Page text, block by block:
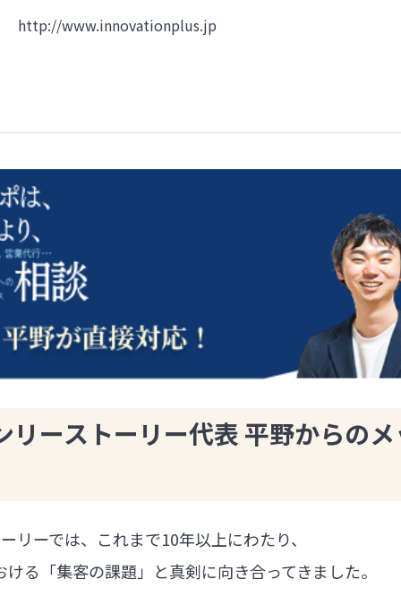
http://www.innovationplus.jp
リーストーリー代表 平野からの
リーでは、これまで10年以上にわたり、
る「集客の課題」と真剣に向き合ってきました。